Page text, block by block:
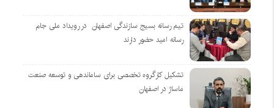
تیم رسانه بسیج سازندگی اصفهان در رویداد ملی جام
رسانه امید حضور دارند
تشکیل کارگروه تخصصی برای ساماندهی و توسعه صنعت
ماساژ در اصفهان